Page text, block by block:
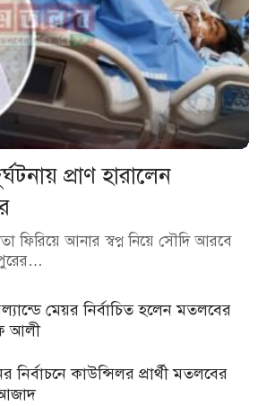
প্রাণ হারালেন
ফিরিয়ে আনার স্বপ্ন নিয়ে সৌদি আরবে
মেয়র নির্বাচিত হলেন মতলবের
আলী
নির্বাচনে কাউন্সিলর প্রার্থী মতলবের